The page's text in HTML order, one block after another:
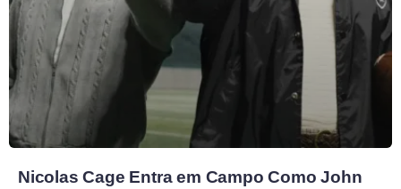
Nicolas Cage Entra em Campo Como John